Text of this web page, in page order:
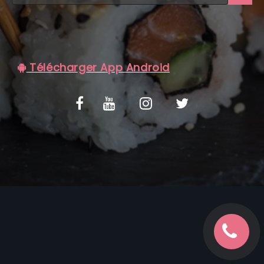
C.G.V
Télécharger App Android